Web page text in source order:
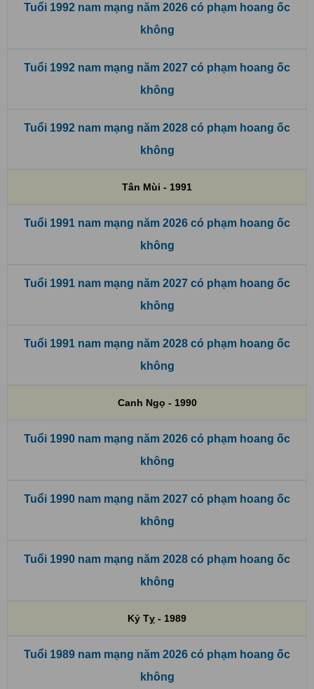
Tuổi 1992 nam mạng năm 2026 có phạm hoang ốc
không
Tuổi 1992 nam mạng năm 2027 có phạm hoang ốc
không
Tuổi 1992 nam mạng năm 2028 có phạm hoang ốc
không
Tân Mùi - 1991
Tuổi 1991 nam mạng năm 2026 có phạm hoang ốc
không
Tuổi 1991 nam mạng năm 2027 có phạm hoang ốc
không
Tuổi 1991 nam mạng năm 2028 có phạm hoang ốc
không
Canh Ngọ - 1990
Tuổi 1990 nam mạng năm 2026 có phạm hoang ốc
không
Tuổi 1990 nam mạng năm 2027 có phạm hoang ốc
không
Tuổi 1990 nam mạng năm 2028 có phạm hoang ốc
không
Kỷ Tỵ - 1989
Tuổi 1989 nam mạng năm 2026 có phạm hoang ốc
không